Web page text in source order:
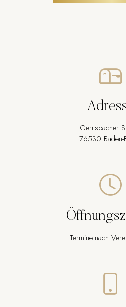
Gernsbacher
76530 Baden-
Termine nach